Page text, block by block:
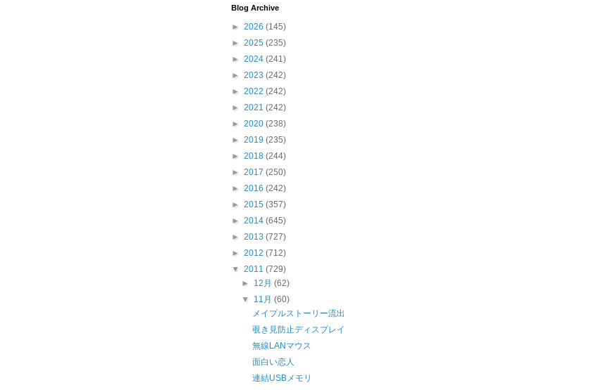
Blog Archive
► 2026 (145)
► 2025 (235)
► 2024 (241)
► 2023 (242)
► 2022 (242)
► 2021 (242)
► 2020 (238)
► 2019 (235)
► 2018 (244)
► 2017 (250)
► 2016 (242)
► 2015 (357)
► 2014 (645)
► 2013 (727)
► 2012 (712)
▼ 2011 (729)
► 12月(62)
▼ 11月(60)
メイプルストーリー流出
覗き見防止ディスプレイ
無線LANマウス
面白い恋人
連結USBメモリ